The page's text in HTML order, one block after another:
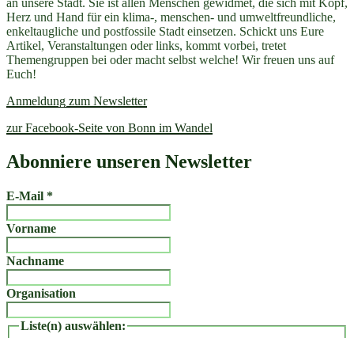
Herz und Hand für ein klima-, menschen- und umweltfreundliche,
enkeltaugliche und postfossile Stadt einsetzen. Schickt uns Eure
Artikel, Veranstaltungen oder links, kommt vorbei, tretet
Themengruppen bei oder macht selbst welche! Wir freuen uns auf
Euch!
Anmeldung zum Newsletter
zur Facebook-Seite von Bonn im Wandel
Abonniere unseren Newsletter
E-Mail *
Vorname
Nachname
Organisation
Liste(n) auswählen: